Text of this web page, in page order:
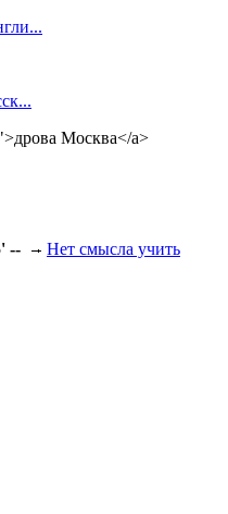
Москва</a>
--
Нет смысла учить